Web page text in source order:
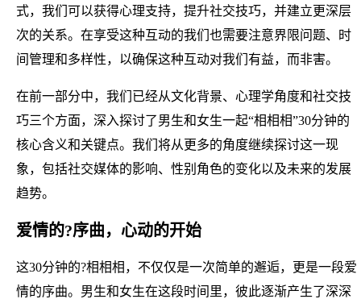
式，我们可以获得心理支持，提升社交技巧，并建立更深层
次的关系。在享受这种互动的我们也需要注意界限问题、时
间管理和多样性，以确保这种互动对我们有益，而非害。
在前一部分中，我们已经从文化背景、心理学角度和社交技
巧三个方面，深入探讨了男生和女生一起“相相相”30分钟的
核心含义和关键点。我们将从更多的角度继续探讨这一现
象，包括社交媒体的影响、性别角色的变化以及未来的发展
趋势。
爱情的?序曲，心动的开始
这30分钟的?相相相，不仅仅是一次简单的邂逅，更是一段爱
情的序曲。男生和女生在这段时间里，彼此逐渐产生了深深